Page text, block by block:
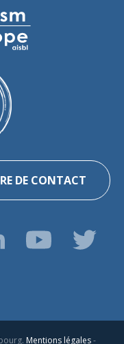
DE CONTACT
Mentions légales-